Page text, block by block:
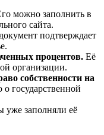
можно заполнить в
сайта.
подтверждает
процентов. Её
организации.
собственности на
государственной
уже заполняли её